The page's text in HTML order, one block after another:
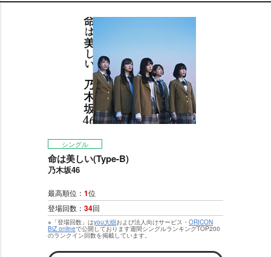
シングル
命は美しい(Type-B)
乃木坂46
最高順位： 1位
登場回数： 34回
※「登場回数」はyou大樹および法人向けサービス・ ORICON
BiZ onlineで公開しております週間シングルランキングTOP200
のランクイン回数を掲載しています。